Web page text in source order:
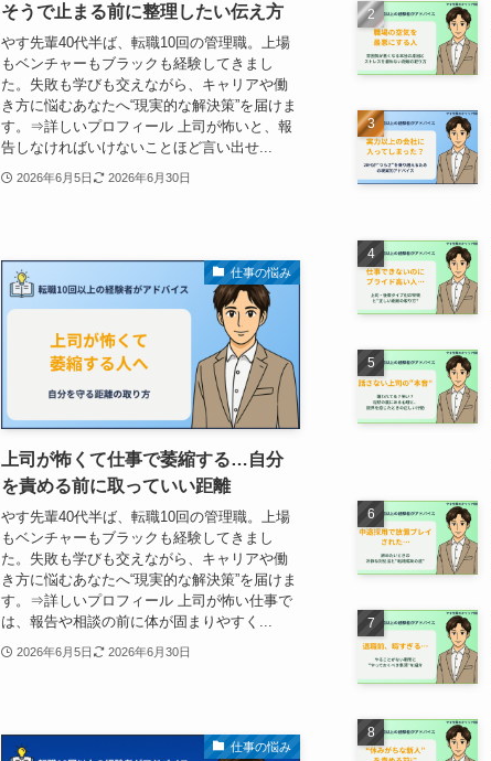
そうで止まる前に整理したい伝え方
やす先輩40代半ば、転職10回の管理職。上場
もベンチャーもブラックも経験してきまし
た。失敗も学びも交えながら、キャリアや働
き方に悩むあなたへ“現実的な解決策”を届けま
す。⇒詳しいプロフィール 上司が怖いと、報
告しなければいけないことほど言い出せ...
2026年6月5日 2026年6月30日
仕事の悩み
上司が怖くて仕事で萎縮する…自分
を責める前に取っていい距離
やす先輩40代半ば、転職10回の管理職。上場
もベンチャーもブラックも経験してきまし
た。失敗も学びも交えながら、キャリアや働
き方に悩むあなたへ“現実的な解決策”を届けま
す。⇒詳しいプロフィール 上司が怖い仕事で
は、報告や相談の前に体が固まりやすく...
2026年6月5日 2026年6月30日
仕事の悩み